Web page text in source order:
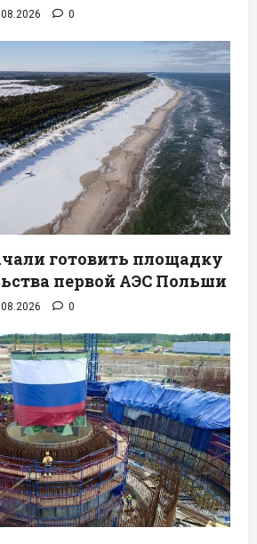
0
готовить площадку
первой АЭС Польши
0